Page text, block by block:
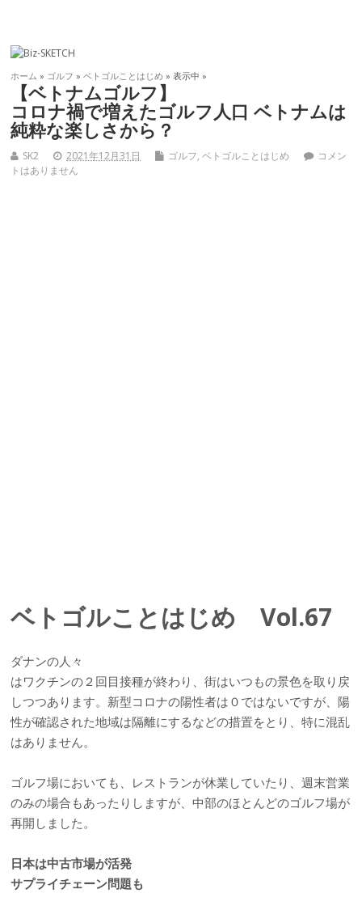
ホーム » ゴルフ »ベトゴルことはじめ » 表示中 »
【ベトナムゴルフ】
コロナ禍で増えたゴルフ人口 ベトナムは
純粋な楽しさから？
SK2 2021年12月31日 ゴルフ,ベトゴルことはじめ
コメン
トはありません
ベトゴルことはじめ Vol.67
ダナンの人々
はワクチンの２回目接種が終わり、街はいつもの景色を取り戻
しつつあります。新型コロナの陽性者は０ではないですが、陽
性が確認された地域は隔離にするなどの措置をとり、特に混乱
はありません。
ゴルフ場においても、レストランが休業していたり、週末営業
のみの場合もあったりしますが、中部のほとんどのゴルフ場が
再開しました。
日本は中古市場が活発
サプライチェーン問題も